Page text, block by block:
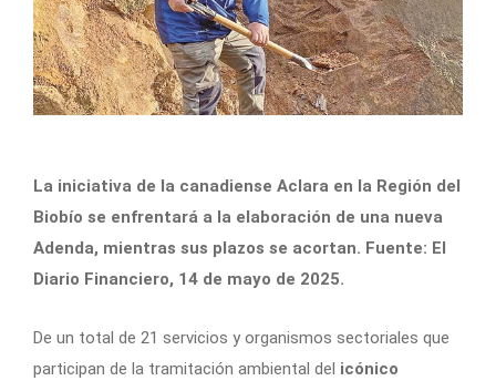
La iniciativa de la canadiense Aclara en la Región del
Biobío se enfrentará a la elaboración de una nueva
Adenda, mientras sus plazos se acortan. Fuente: El
Diario Financiero, 14 de mayo de 2025.
De un total de 21 servicios y organismos sectoriales que
participan de la tramitación ambiental del icónico